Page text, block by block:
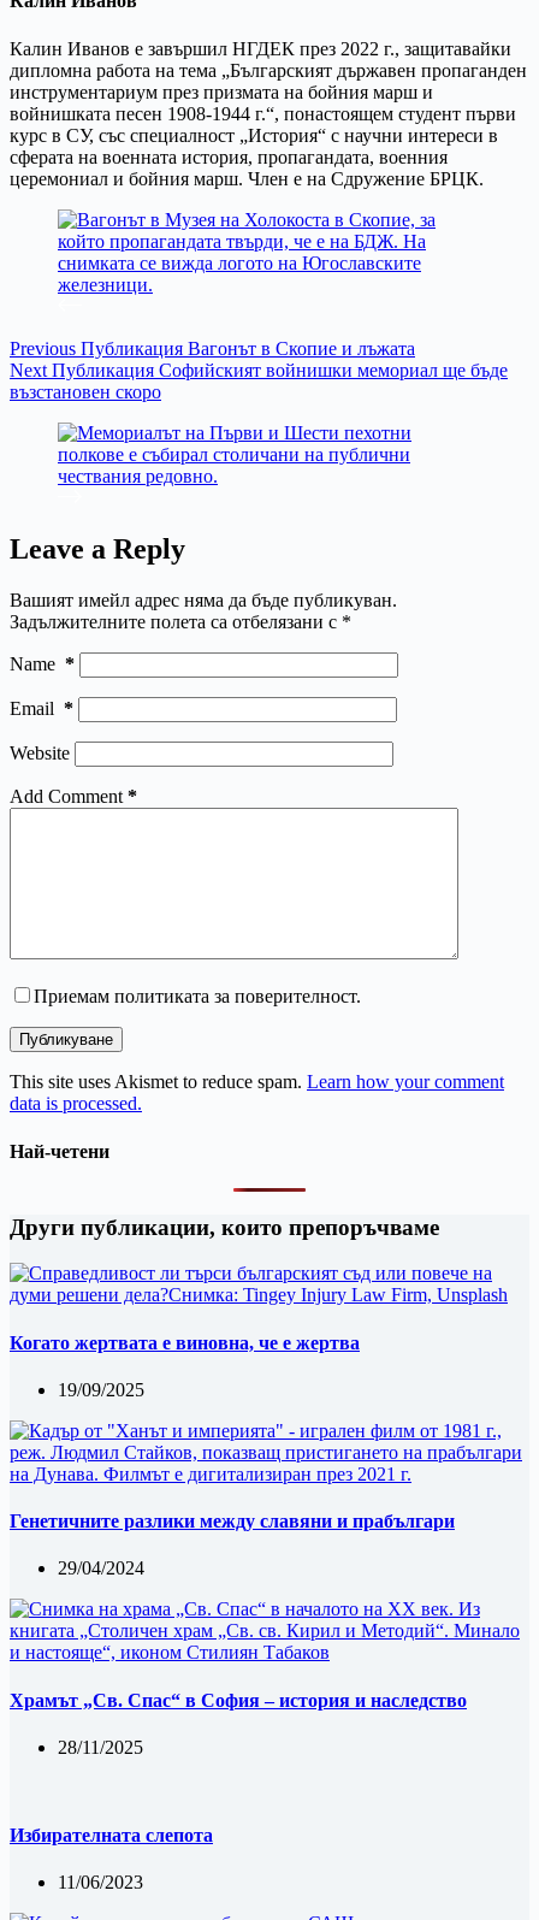
Калин Иванов е завършил НГДЕК през 2022 г., защитавайки
дипломна работа на тема „Българският държавен пропаганден
инструментариум през призмата на бойния марш и
войнишката песен 1908-1944 г.“, понастоящем студент първи
курс в СУ, със специалност „История“ с научни интереси в
сферата на военната история, пропагандата, военния
церемониал и бойния марш. Член е на Сдружение БРЦК.
Previous Публикация Вагонът в Скопие и лъжата
Next Публикация Софийският войнишки мемориал ще бъде
възстановен скоро
Leave a Reply
Вашият имейл адрес няма да бъде публикуван.
Задължителните полета са отбелязани с *
Name *
Email *
Website
Add Comment *
Приемам политиката за поверителност.
Публикуване
This site uses Akismet to reduce spam. Learn how your comment
data is processed.
Най-четени
Други публикации, които препоръчваме
Когато жертвата е виновна, че е жертва
19/09/2025
Генетичните разлики между славяни и прабългари
29/04/2024
Храмът „Св. Спас“ в София – история и наследство
28/11/2025
Избирателната слепота
11/06/2023